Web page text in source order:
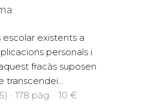
escolar existents a
personals i
fracàs suposen
transcendei...
· 178 pàg. · 10 €